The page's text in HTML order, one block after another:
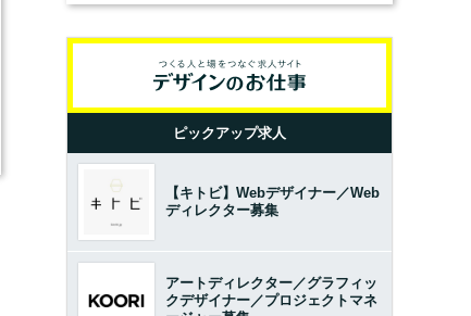
ピックアップ求人
【キトビ】Webデザイナー／Web
ディレクター募集
アートディレクター／グラフィッ
クデザイナー／プロジェクトマネ